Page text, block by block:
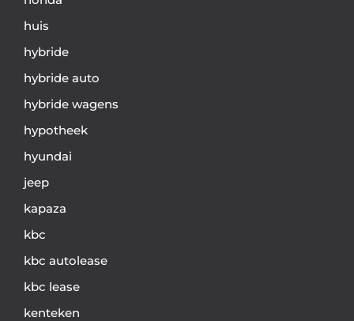
huis
hybride
hybride auto
hybride wagens
hypotheek
hyundai
jeep
kapaza
kbc
kbc autolease
kbc lease
kenteken